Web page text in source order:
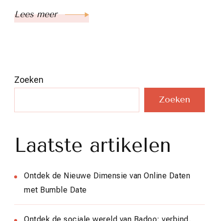
Lees meer
Zoeken
Zoeken
Laatste artikelen
Ontdek de Nieuwe Dimensie van Online Daten
met Bumble Date
Ontdek de sociale wereld van Badoo: verbind,